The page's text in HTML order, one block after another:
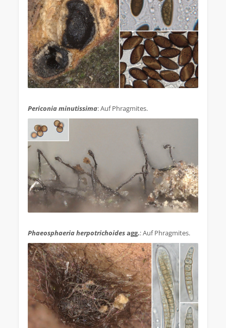
Periconia minutissima: Auf Phragmites.
Phaeosphaeria herpotrichoidesagg.: Auf Phragmites.